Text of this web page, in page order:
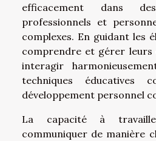
efficacement dans
professionnels et
complexes. En guidant les
comprendre et gérer leurs
interagir
techniques éducatives
développement personnel
La capacité à
communiquer de manière